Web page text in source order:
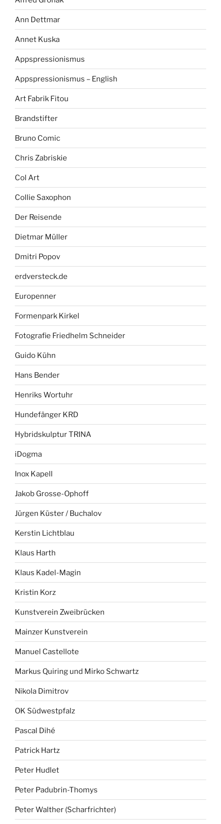
Ann Dettmar
Annet Kuska
Appspressionismus
Appspressionismus – English
Art Fabrik Fitou
Brandstifter
Bruno Comic
Chris Zabriskie
Col Art
Collie Saxophon
Der Reisende
Dietmar Müller
Dmitri Popov
erdversteck.de
Europenner
Formenpark Kirkel
Fotografie Friedhelm Schneider
Guido Kühn
Hans Bender
Henriks Wortuhr
Hundefänger KRD
Hybridskulptur TRINA
iDogma
Inox Kapell
Jakob Grosse-Ophoff
Jürgen Küster / Buchalov
Kerstin Lichtblau
Klaus Harth
Klaus Kadel-Magin
Kristin Korz
Kunstverein Zweibrücken
Mainzer Kunstverein
Manuel Castellote
Markus Quiring und Mirko Schwartz
Nikola Dimitrov
OK Südwestpfalz
Pascal Dihé
Patrick Hartz
Peter Hudlet
Peter Padubrin-Thomys
Peter Walther (Scharfrichter)